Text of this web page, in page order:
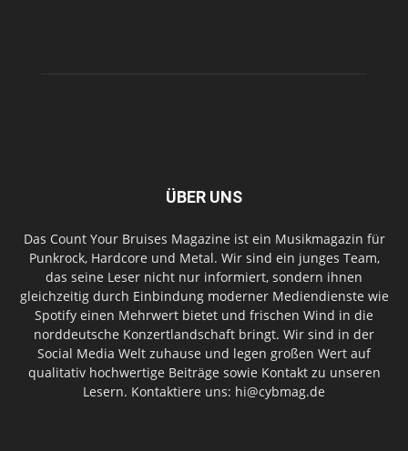
ÜBER UNS
Das Count Your Bruises Magazine ist ein Musikmagazin für
Punkrock, Hardcore und Metal. Wir sind ein junges Team,
das seine Leser nicht nur informiert, sondern ihnen
gleichzeitig durch Einbindung moderner Mediendienste wie
Spotify einen Mehrwert bietet und frischen Wind in die
norddeutsche Konzertlandschaft bringt. Wir sind in der
Social Media Welt zuhause und legen großen Wert auf
qualitativ hochwertige Beiträge sowie Kontakt zu unseren
Lesern. Kontaktiere uns: hi@cybmag.de